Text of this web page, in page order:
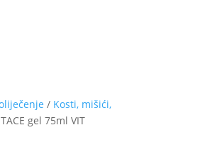
/ Kosti, mišići,
gel 75ml VIT